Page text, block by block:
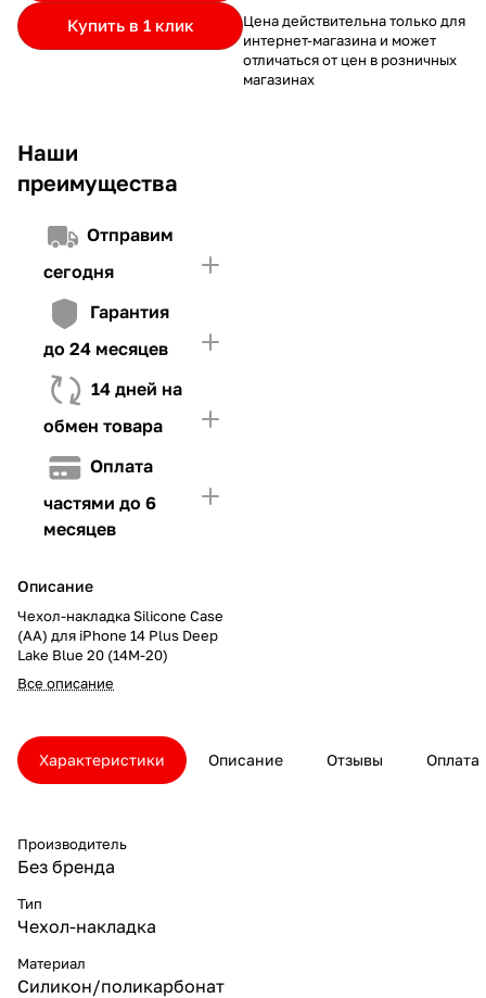
Купить в 1 клик
Наши
преимущества
Отправим
сегодня
Гарантия
до 24 месяцев
14 дней на
обмен товара
Оплата
частями до 6
месяцев
Описание
Чехол-накладка Silicone Case
(AA) для iPhone 14 Plus Deep
Lake Blue 20 (14M-20)
Все описание
и Первого взноса (в случае необходимости)
частями.
Если лимит ниже стоимости товара, недостающую
сумму нужно внести Первым взносом
4. Иметь достаточно средств для внесения первой части платежа
Цена действительна только для
интернет-магазина и может
отличаться от цен в розничных
магазинах
Характеристики Описание Отзывы Оплата
Производитель
Без бренда
Тип
Чехол-накладка
Материал
Силикон/поликарбонат